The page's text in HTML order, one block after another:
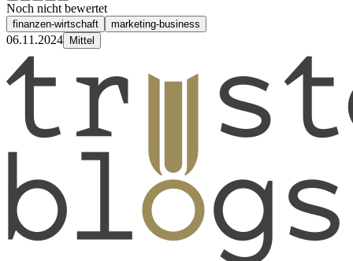
Noch nicht bewertet
finanzen-wirtschaft marketing-business
06.11.2024 Mittel